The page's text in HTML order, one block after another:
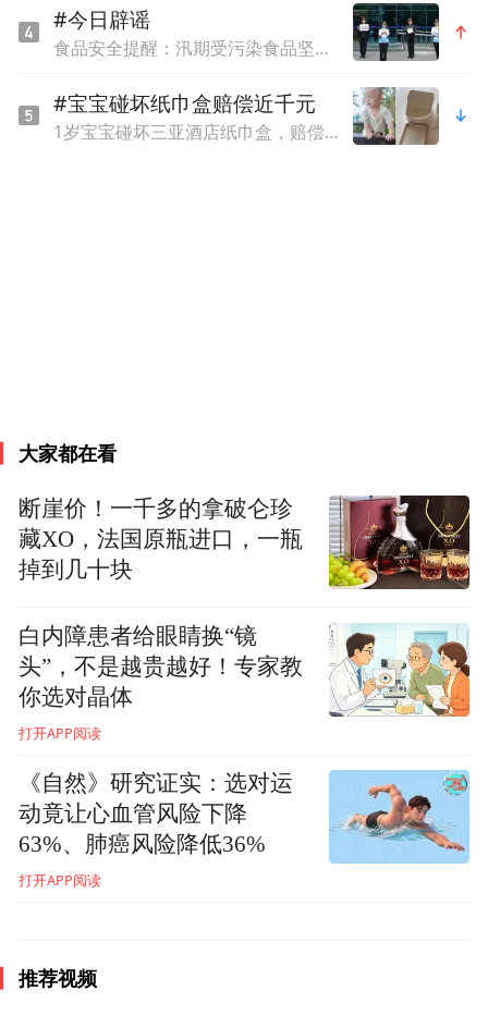
姨双眼抽搐的频率和幅度就显著下降；一周
后复查时，老人已能平稳睁眼，眼睑不再“打
架”，面部表情恢复了正常。
一件事啊，这感觉太好了。”眼睛得以放松的
黄阿姨激动地握着医生的手说。如今，黄阿
姨又能像以前一样出门散步、看电视和与邻
南昌爱尔眼科医院眼整形科专家朱加贵提
醒，眼睑痉挛早期常被误认为是“眼跳”或习
惯性动作，容易被忽视。但如果双侧眼睑出
无法通过主观控制，影响了正常的视物与生
#今日辟谣
食品安全提醒：汛期受污染食品坚决不能食用
#宝宝碰坏纸巾盒赔偿近千元
1岁宝宝碰坏三亚酒店纸巾盒，赔偿924元，价格表上称是“极具艺术气息的骨瓷用品”
大家都在看
断崖价！一千多的拿破仑珍
藏XO，法国原瓶进口，一瓶
掉到几十块
白内障患者给眼睛换“镜
头”，不是越贵越好！专家教
你选对晶体
打开APP阅读
《自然》研究证实：选对运
动竟让心血管风险下降
63%、肺癌风险降低36%
打开APP阅读
推荐视频